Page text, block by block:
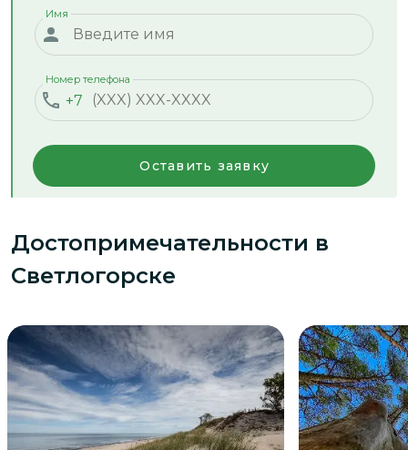
Имя
+7
Номер телефона
Оставить заявку
Достопримечательности в
Светлогорске